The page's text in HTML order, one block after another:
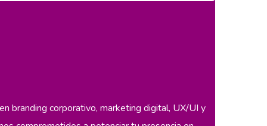
branding corporativo, marketing digital, UX/UI y